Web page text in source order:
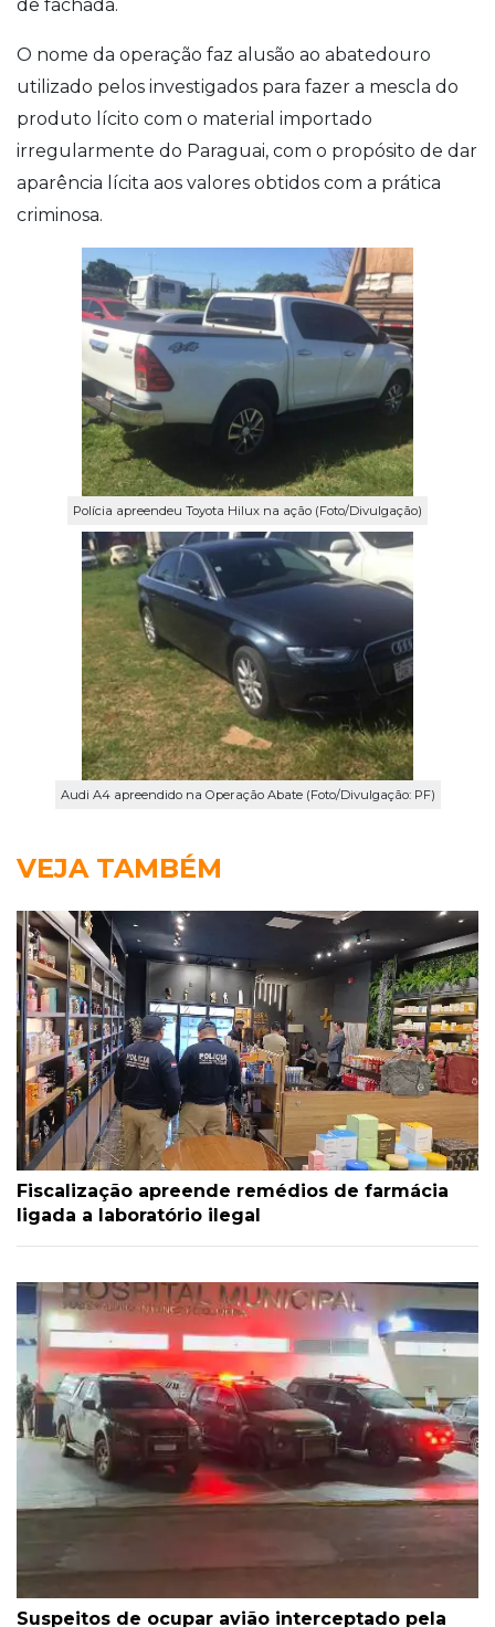
de fachada.
O nome da operação faz alusão ao abatedouro
utilizado pelos investigados para fazer a mescla do
produto lícito com o material importado
irregularmente do Paraguai, com o propósito de dar
aparência lícita aos valores obtidos com a prática
criminosa.
Polícia apreendeu Toyota Hilux na ação (Foto/Divulgação)
Audi A4 apreendido na Operação Abate (Foto/Divulgação: PF)
VEJA TAMBÉM
Fiscalização apreende remédios de farmácia
ligada a laboratório ilegal
Suspeitos de ocupar avião interceptado pela